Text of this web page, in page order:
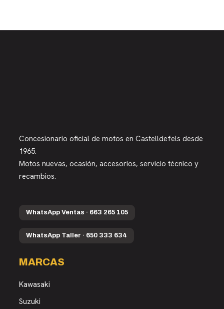
Concesionario oficial de motos en Castelldefels desde
1965.
Motos nuevas, ocasión, accesorios, servicio técnico y
recambios.
WhatsApp Ventas · 663 265 105
WhatsApp Taller · 650 333 634
MARCAS
Kawasaki
Suzuki